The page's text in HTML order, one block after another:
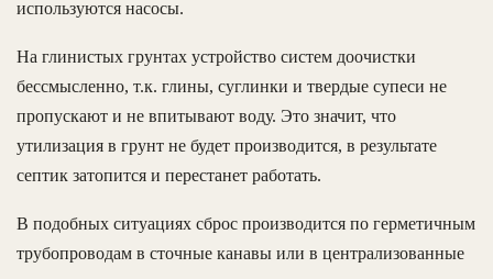
используются насосы.
На глинистых грунтах устройство систем доочистки
бессмысленно, т.к. глины, суглинки и твердые супеси не
пропускают и не впитывают воду. Это значит, что
утилизация в грунт не будет производится, в результате
септик затопится и перестанет работать.
В подобных ситуациях сброс производится по герметичным
трубопроводам в сточные канавы или в централизованные